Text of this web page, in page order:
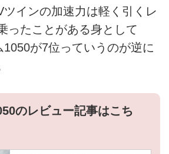
インの加速力は軽く引くレ
たことがある身として
が7位っていうのが逆に
のレビュー記事はこち